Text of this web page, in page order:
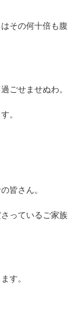
その何十倍も腹
ごせませぬわ。
。
皆さん。
っているご家族
す。